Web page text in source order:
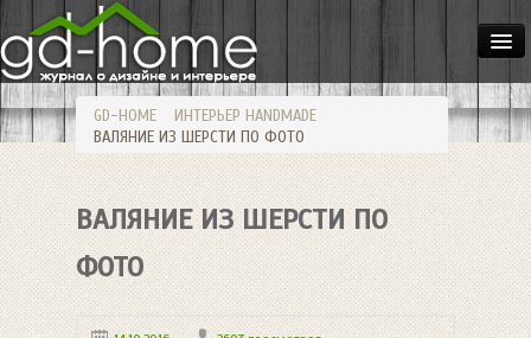
ДОМА
КВАРТИРЫ
ИНТЕРЬЕР
СТИЛИ
МЕБЕЛЬ
ОСВЕЩЕНИЕ
GD-HOME ИНТЕРЬЕР HANDMADE
ВАЛЯНИЕ ИЗ ШЕРСТИ ПО ФОТО
ВАЛЯНИЕ ИЗ ШЕРСТИ ПО
ФОТО